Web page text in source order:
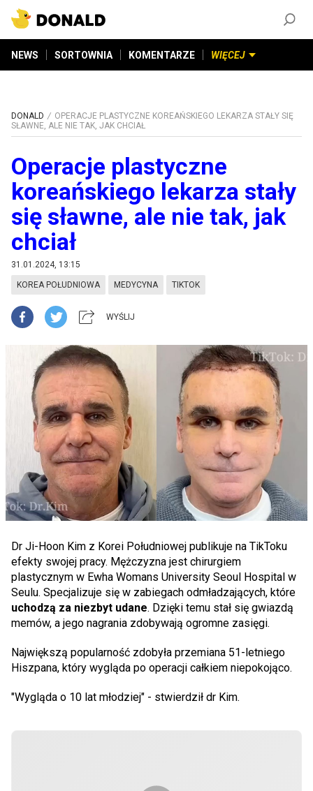
NEWS SORTOWNIA KOMENTARZE WIĘCEJ
DONALD
OPERACJE PLASTYCZNE KOREAŃSKIEGO LEKARZA STAŁY SIĘ
SŁAWNE, ALE NIE TAK, JAK CHCIAŁ
Operacje plastyczne
koreańskiego lekarza stały
się sławne, ale nie tak, jak
chciał
31.01.2024, 13:15
KOREA POŁUDNIOWA MEDYCYNA TIKTOK
WYŚLIJ
Dr Ji-Hoon Kim z Korei Południowej publikuje na TikToku
efekty swojej pracy. Mężczyzna jest chirurgiem
plastycznym w Ewha Womans University Seoul Hospital w
Seulu. Specjalizuje się w zabiegach odmładzających, które
uchodzą za niezbyt udane. Dzięki temu stał się gwiazdą
memów, a jego nagrania zdobywają ogromne zasięgi.
Największą popularność zdobyła przemiana 51-letniego
Hiszpana, który wygląda po operacji całkiem niepokojąco.
"Wygląda o 10 lat młodziej" - stwierdził dr Kim.